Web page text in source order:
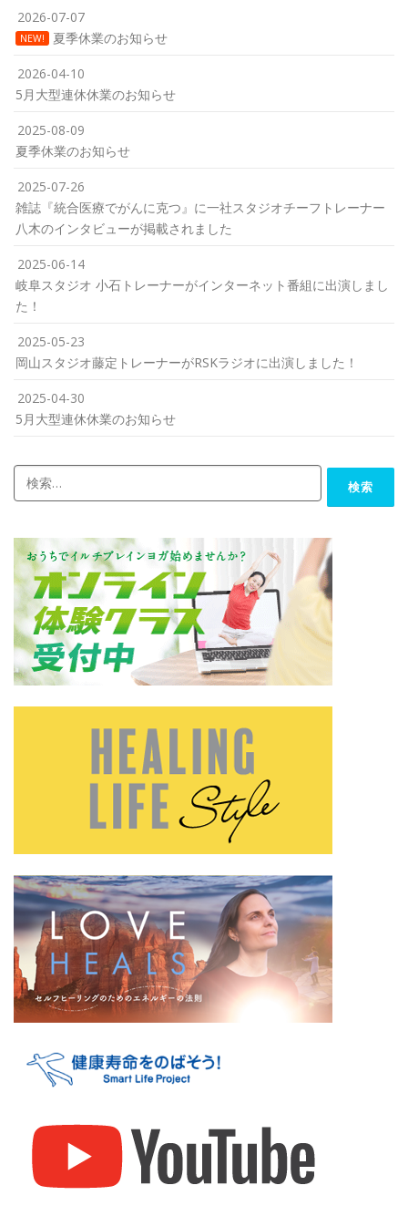
2026-07-07
NEW! 夏季休業のお知らせ
2026-04-10
5月大型連休休業のお知らせ
2025-08-09
夏季休業のお知らせ
2025-07-26
雑誌『統合医療でがんに克つ』に一社スタジオチーフトレーナー
八木のインタビューが掲載されました
2025-06-14
岐阜スタジオ 小石トレーナーがインターネット番組に出演しまし
た！
2025-05-23
岡山スタジオ藤定トレーナーがRSKラジオに出演しました！
2025-04-30
5月大型連休休業のお知らせ